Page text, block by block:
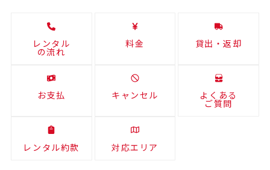
レンタル
の流れ
料金 貸出・返却
お支払 キャンセル よくある
ご質問
レンタル約款 対応エリア